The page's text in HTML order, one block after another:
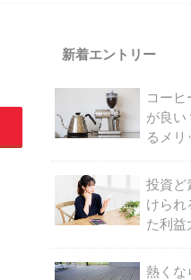
新着エントリー
コーヒ
が良い
るメリ
投資ど
けられ
た利益
熱くな